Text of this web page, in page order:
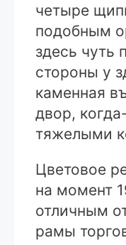
четыре
подобным
здесь чуть
стороны у
каменная
двор,
тяжелыми
Цветовое
на момент
отличным
рамы